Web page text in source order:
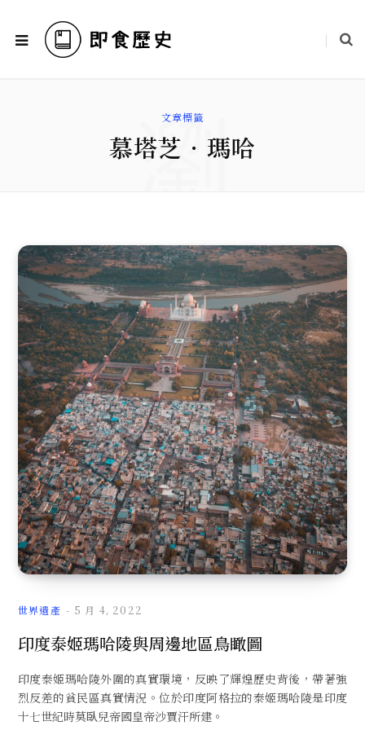
文章標籤
慕塔芝．瑪哈
瀏
覽
文
章
世界遺產 5 月 4, 2022
印度泰姬瑪哈陵與周邊地區鳥瞰圖
印度泰姬瑪哈陵外圍的真實環境，反映了輝煌歷史背後，帶著強
烈反差的貧民區真實情況。位於印度阿格拉的泰姬瑪哈陵是印度
十七世紀時莫臥兒帝國皇帝沙賈汗所建。